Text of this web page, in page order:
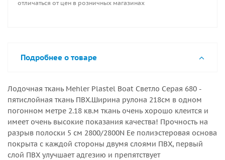
отличаться от цен в розничных магазинах
Подробнее о товаре
Лодочная ткань Mehler Plastel Boat Светло Серая 680 -
пятислойная ткань ПВХ.Ширина рулона 218см в одном
погонном метре 2.18 кв.м ткань очень хорошо клеится и
имеет очень высокие показания качества! Прочность на
разрыв полоски 5 см 2800/2800N Ее полиэстеровая основа
покрыта с каждой стороны двумя слоями ПВХ, первый
слой ПВХ улучшает адгезию и препятствует